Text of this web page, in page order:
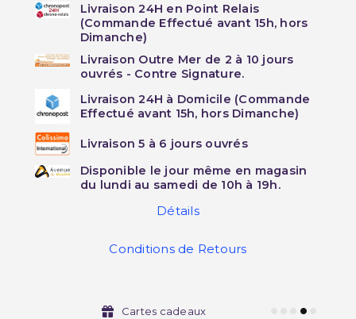
Livraison 24H en Point Relais
(Commande Effectué avant 15h, hors
Dimanche)
Livraison Outre Mer de 2 à 10 jours
ouvrés - Contre Signature.
Livraison 24H à Domicile (Commande
Effectué avant 15h, hors Dimanche)
Livraison 5 à 6 jours ouvrés
Disponible le jour même en magasin
du lundi au samedi de 10h à 19h.
Détails
Conditions de Retours
Cartes cadeaux